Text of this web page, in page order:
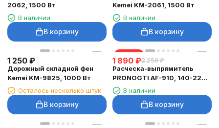
2062, 1500 Вт
В наличии
В корзину
Kemei KM-2061, 1500 Вт
В наличии
В корзину
1 250 ₽
Дорожный складной фен
Kemei KM-9825, 1000 Вт
Осталось несколько штук
В корзину
скидка
1 890 ₽2 250 ₽
Расческа-выпрямитель
PRONOGTI AF-910, 140-220
°C В наличии
В корзину